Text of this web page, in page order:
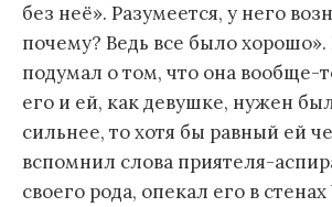
без неё». Разумеется, у него
почему? Ведь все было
подумал о том, что она вообще-
его и ей, как девушке, нужен
сильнее, то хотя бы равный ей
вспомнил слова приятеля-
своего рода, опекал его в